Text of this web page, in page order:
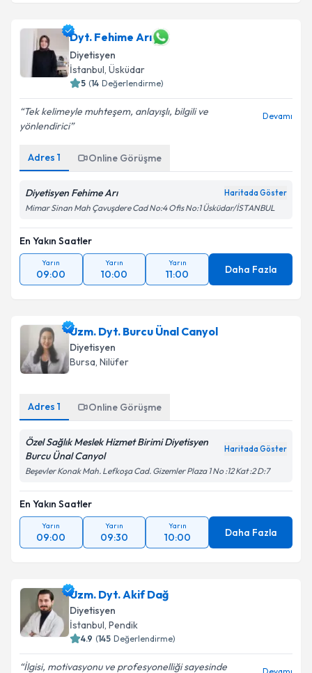
Dyt. Fehime Arı
Diyetisyen
İstanbul, Üsküdar
5 (14 Değerlendirme)
Tek kelimeyle muhteşem, anlayışlı, bilgili ve
yönlendirici
Devamı
Adres 1 Online Görüşme
Diyetisyen Fehime Arı Haritada Göster
Mimar Sinan Mah Çavuşdere Cad No:4 Ofis No:1 Üsküdar/İSTANBUL
En Yakın Saatler
Yarın
09:00
Yarın
10:00
Yarın
11:00 Daha Fazla
Uzm. Dyt. Burcu Ünal Canyol
Diyetisyen
Bursa, Nilüfer
Adres 1 Online Görüşme
Özel Sağlık Meslek Hizmet Birimi Diyetisyen
Burcu Ünal Canyol
Haritada Göster
Beşevler Konak Mah. Lefkoşa Cad. Gizemler Plaza 1 No :12 Kat :2 D:7
En Yakın Saatler
Yarın
09:00
Yarın
09:30
Yarın
10:00 Daha Fazla
Uzm. Dyt. Akif Dağ
Diyetisyen
İstanbul, Pendik
4.9 (145 Değerlendirme)
İlgisi, motivasyonu ve profesyonelliği sayesinde